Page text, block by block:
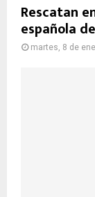
Rescatan
española
martes, 8 de